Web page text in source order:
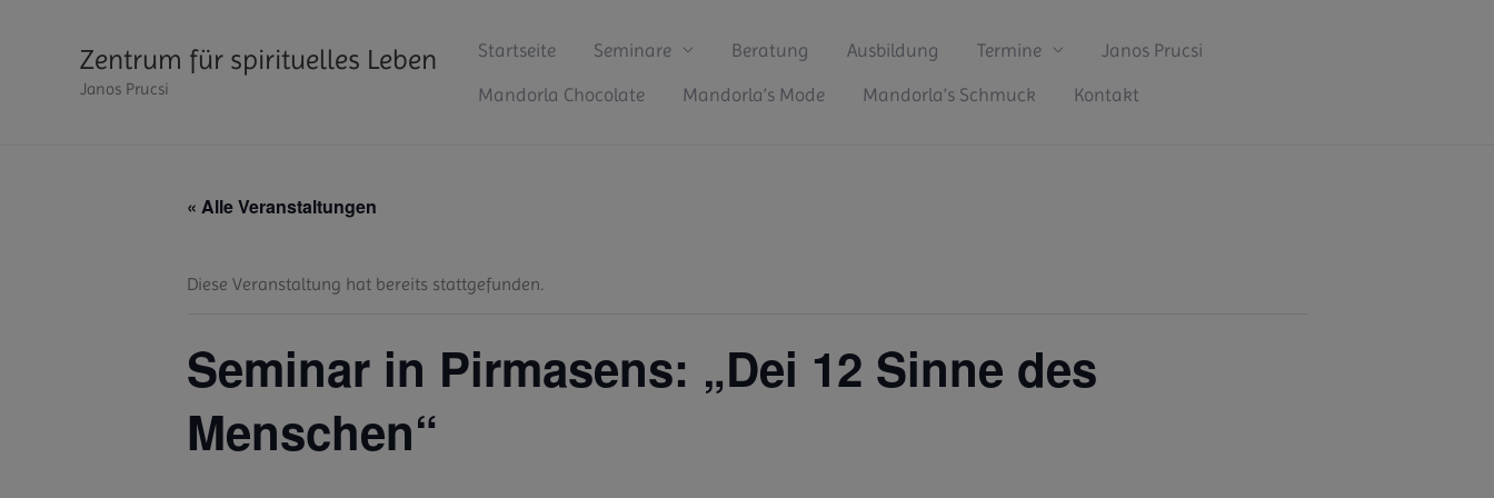
Zentrum für spirituelles Leben
Janos Prucsi
Startseite Seminare Beratung Ausbildung Termine
Janos Prucsi
Mandorla Chocolate
Mandorla’s Mode Mandorla’s Schmuck Kontakt
« Alle Veranstaltungen
Diese Veranstaltung hat bereits stattgefunden.
Seminar in Pirmasens: „Dei 12 Sinne des
Menschen“